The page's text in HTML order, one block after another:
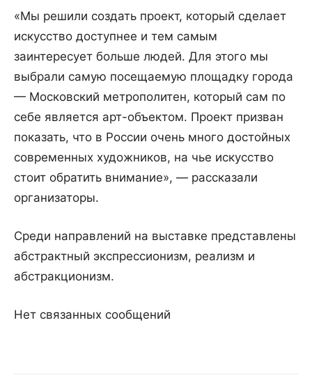
«Мы решили создать проект, который сделает
искусство доступнее и тем самым
заинтересует больше людей. Для этого мы
выбрали самую посещаемую площадку города
— Московский метрополитен, который сам по
себе является арт-объектом. Проект призван
показать, что в России очень много достойных
современных художников, на чье искусство
стоит обратить внимание», — рассказали
организаторы.
Среди направлений на выставке представлены
абстрактный экспрессионизм, реализм и
абстракционизм.
Нет связанных сообщений